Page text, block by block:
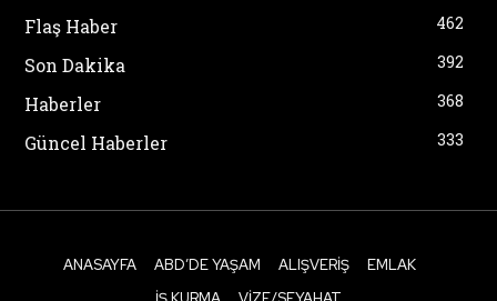
Flaş Haber 462
Son Dakika 392
Haberler 368
Güncel Haberler 333
ANASAYFA ABD’DE YAŞAM ALIŞVERIŞ
EMLAK